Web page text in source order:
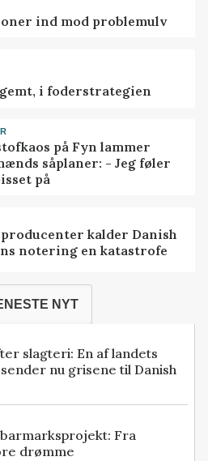
ind mod problemulv
i foderstrategien
på Fyn lammer
såplaner: - Jeg føler
på
kalder Danish
notering en katastrofe
NYT
slagteri: En af landets
nu grisene til Danish
Fra
drømme